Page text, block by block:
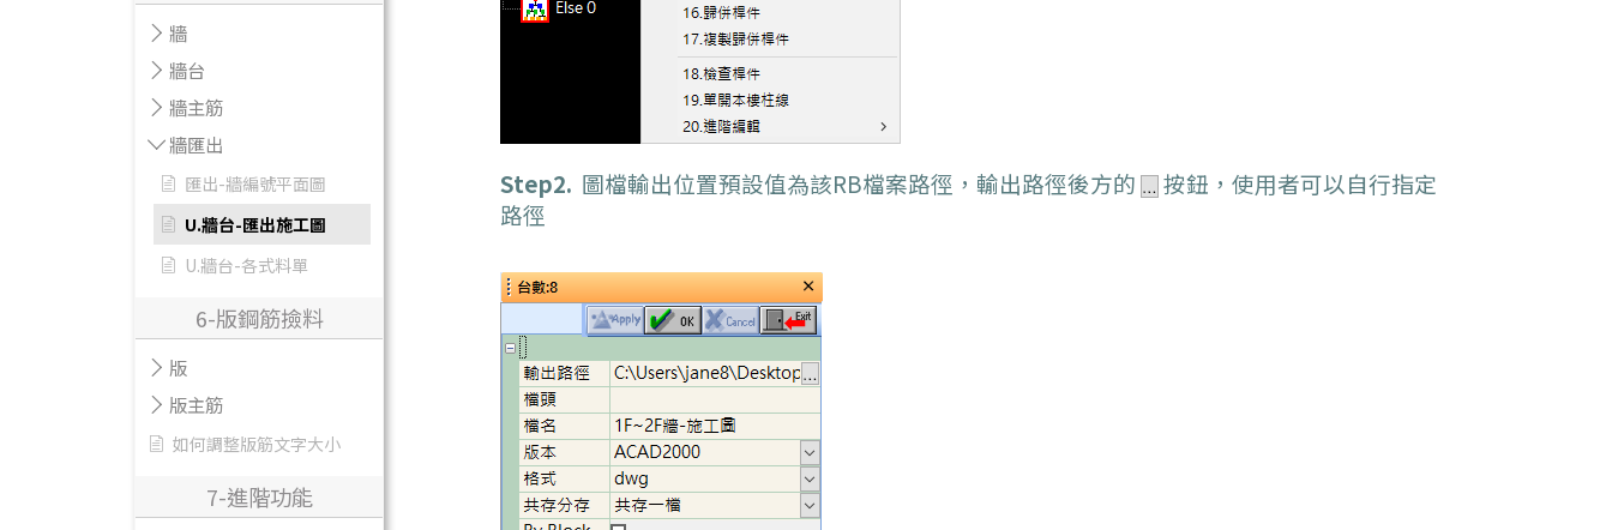
牆
牆台
牆主筋
牆匯出
匯出-牆編號平面圖
U.牆台-匯出施工圖
U.牆台-各式料單
6-版鋼筋撿料
版
版主筋
如何調整版筋文字大小
7-進階功能
Step2. 圖檔輸出位置預設值為該RB檔案路徑，輸出路徑後方的
按鈕，使用者可以自行指定
路徑